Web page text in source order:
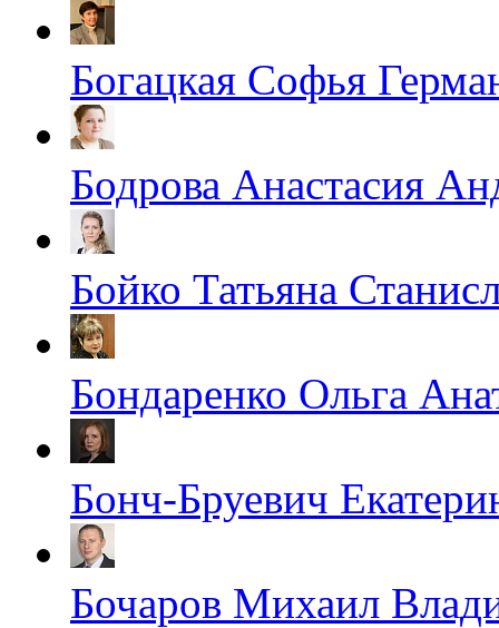
Богацкая Софья
Бодрова Анастасия
Бойко Татьяна
Бондаренко Ольга
Бонч-Бруевич
Бочаров Михаил